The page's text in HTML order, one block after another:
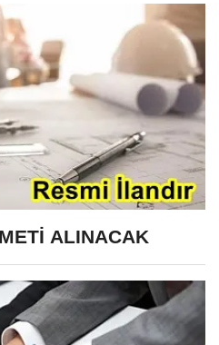
ALINACAK